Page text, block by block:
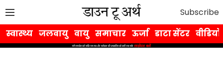
Subscribe
स्वास्थ्य जलवायु वायु समाचार ऊर्जा डाटा सेंटर वीडियो